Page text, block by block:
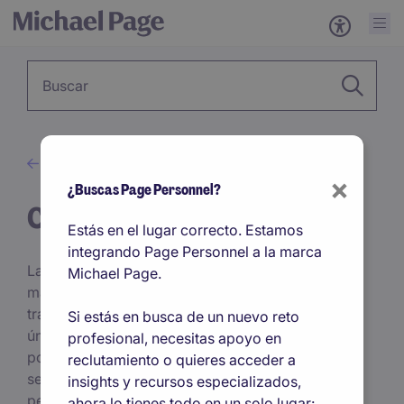
Carrera Profesional
Las carreras laborales han cambiado: ahora son
más diversas y flexibles que antes. Ya no hay
trayectorias preestablecidas que acaben en una
única posición, sino amplios abanicos de
posibilidades. La multiplicidad de opciones puede
ser desafiante, si tenemos en cuenta que cada vez
pesan más nuestras habilidades e intereses en el
×
¿Buscas Page Personnel?
Estás en el lugar correcto. Estamos
integrando Page Personnel a la marca
Michael Page.
Si estás en busca de un nuevo reto
profesional, necesitas apoyo en
reclutamiento o quieres acceder a
insights y recursos especializados,